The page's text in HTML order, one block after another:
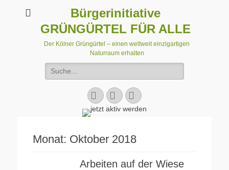
Bürgerinitiative
GRÜNGÜRTEL FÜR ALLE
Der Kölner Grüngürtel – einen weltweit einzigartigen
Naturraum erhalten
Suchen
nach:
Facebook
E-
Mail
Instagram
Monat: Oktober 2018
Arbeiten auf der Wiese